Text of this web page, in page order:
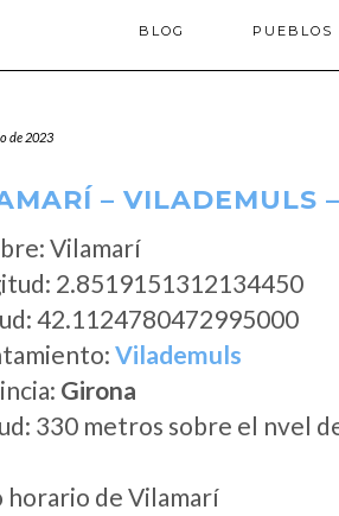
BLOG PUEBLOS
de 2023
– VILADEMULS
Vilamarí
2.8519151312134450
42.1124780472995000
Vilademuls
Girona
330 metros sobre el nvel
horario de Vilamarí